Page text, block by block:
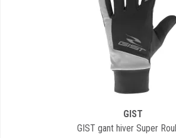
GIST
GIST gant hiver Super